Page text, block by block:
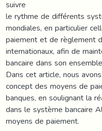
suivre
le rythme de différents
mondiales, en particulier
paiement et de règlement
internationaux, afin de
bancaire dans son
Dans cet article, nous
concept des moyens de
banques, en soulignant la
dans le système bancaire
moyens de paiement.